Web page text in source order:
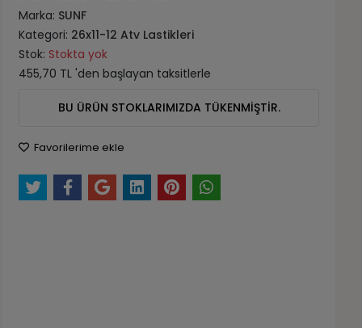
Marka: SUNF
Kategori: 26x11-12 Atv Lastikleri
Stok: Stokta yok
455,70 TL 'den başlayan taksitlerle
BU ÜRÜN STOKLARIMIZDA TÜKENMİŞTİR.
Favorilerime ekle